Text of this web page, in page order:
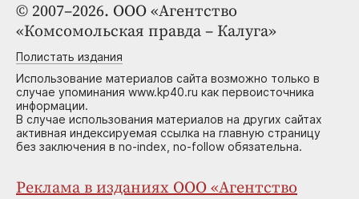
© 2007–2026. ООО «Агентство
«Комсомольская правда – Калуга»
Полистать издания
Использование материалов сайта возможно только в
случае упоминания www.kp40.ru как первоисточника
информации.
В случае использования материалов на других сайтах
активная индексируемая ссылка на главную страницу
без заключения в no-index, no-follow обязательна.
Реклама в изданиях ООО «Агентство